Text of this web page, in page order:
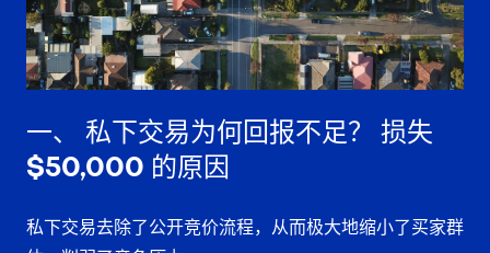
一、 私下交易为何回报不足？
损失
$50,000 的原因
私下交易去除了公开竞价流程，从而极大地缩小了买家群